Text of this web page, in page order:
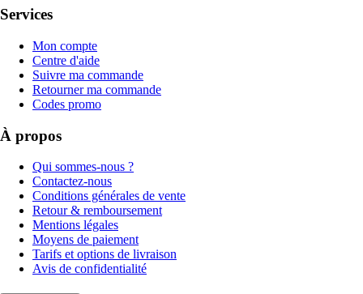
Services
Mon compte
Centre d'aide
Suivre ma commande
Retourner ma commande
Codes promo
À propos
Qui sommes-nous ?
Contactez-nous
Conditions générales de vente
Retour & remboursement
Mentions légales
Moyens de paiement
Tarifs et options de livraison
Avis de confidentialité